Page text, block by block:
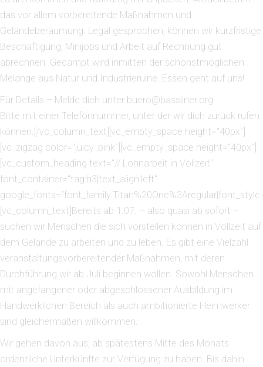
das vor allem vorbereitende Maßnahmen und
Geländeberäumung. Legal gesprochen, können wir kurzfristige
Beschäftigung, Minijobs und Arbeit auf Rechnung gut
abrechnen. Gecampt wird inmitten der schönstmöglichen
Melange aus Natur und Industrieruine. Essen geht auf uns!
Für Details – Melde dich unter buero@bassliner.org
Bitte mit einer Telefonnummer, unter der wir dich zurück rufen
können.[/vc_column_text][vc_empty_space height=“40px“]
[vc_zigzag color=“juicy_pink“][vc_empty_space height=“40px“]
[vc_custom_heading text=“// Lohnarbeit in Vollzeit“
font_container=“tag:h3|text_align:left“
[vc_column_text]Bereits ab 1.07. – also quasi ab sofort –
suchen wir Menschen die sich vorstellen können in Vollzeit auf
dem Gelände zu arbeiten und zu leben. Es gibt eine Vielzahl
veranstaltungsvorbereitender Maßnahmen, mit deren
Durchführung wir ab Juli beginnen wollen. Sowohl Menschen
mit angefangener oder abgeschlossener Ausbildung im
Handwerklichen Bereich als auch ambitionierte Heimwerker
sind gleichermaßen willkommen.
Wir gehen davon aus, ab spätestens Mitte des Monats
ordentliche Unterkünfte zur Verfügung zu haben. Bis dahin